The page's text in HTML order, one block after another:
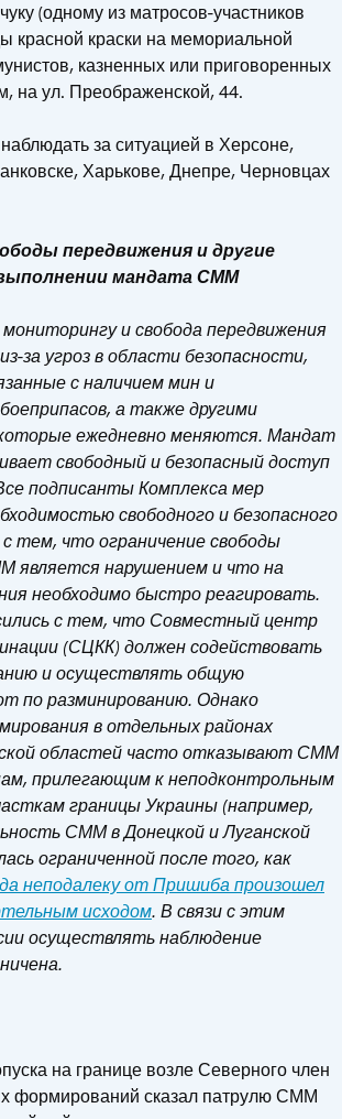
(одному из матросов-участников
красной краски на мемориальной
казненных или приговоренных
на ул. Преображенской, 44.
за ситуацией в Херсоне,
Харькове, Днепре, Черновцах
передвижения и другие
мандата СММ
и свобода передвижения
за угроз в области безопасности,
с наличием мин и
а также другими
ежедневно меняются. Мандат
свободный и безопасный доступ
подписанты Комплекса мер
свободного и безопасного
тем, что ограничение свободы
является нарушением и что на
необходимо быстро реагировать.
с тем, что Совместный центр
(СЦКК) должен содействовать
и осуществлять общую
по разминированию. Однако
в отдельных районах
областей часто отказывают СММ
прилегающим к неподконтрольным
границы Украины (например,
СММ в Донецкой и Луганской
ограниченной после того, как
неподалеку от Пришиба произошел
исходом. В связи с этим
осуществлять наблюдение
на границе возле Северного член
формирований сказал патрулю СММ